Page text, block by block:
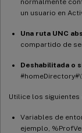
un usuario en
Una ruta UNC
compartido de
Deshabilitada o
Utilice los
Variables de
ejemplo,